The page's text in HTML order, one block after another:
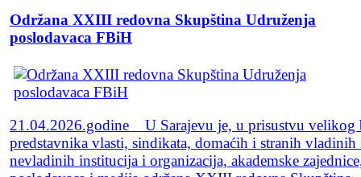
Održana XXIII redovna Skupština Udruženja
poslodavaca FBiH
21.04.2026.godine U Sarajevu je, u prisustvu velikog
predstavnika vlasti, sindikata, domaćih i stranih vladinih
nevladinih institucija i organizacija, akademske